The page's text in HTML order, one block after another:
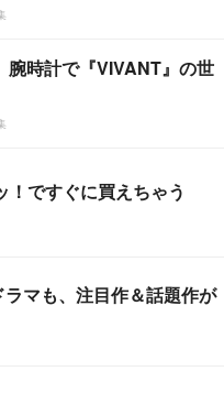
腕時計で『VIVANT』の世
！ですぐに買えちゃう
マも、注目作＆話題作が